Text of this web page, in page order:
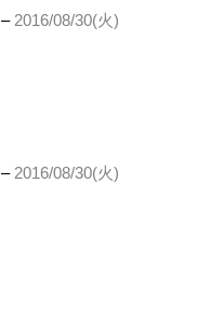
–2016/08/30(火)
–2016/08/30(火)